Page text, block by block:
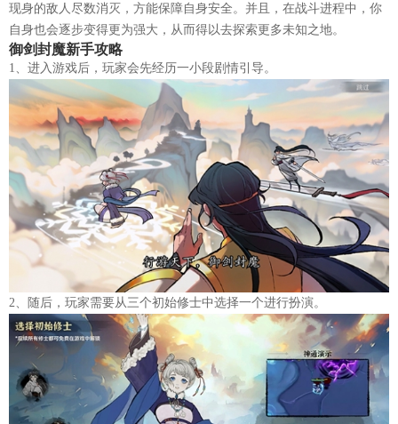
现身的敌人尽数消灭，方能保障自身安全。并且，在战斗进程中，你
自身也会逐步变得更为强大，从而得以去探索更多未知之地。
御剑封魔新手攻略
1、进入游戏后，玩家会先经历一小段剧情引导。
2、随后，玩家需要从三个初始修士中选择一个进行扮演。